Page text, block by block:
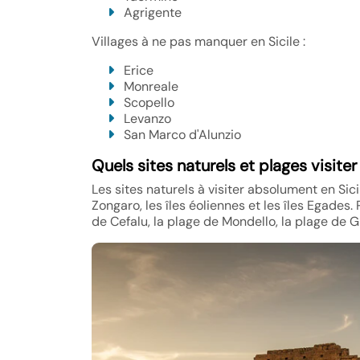
Agrigente
Villages à ne pas manquer en Sicile :
Erice
Monreale
Scopello
Levanzo
San Marco d'Alunzio
Quels sites naturels et plages
Les sites naturels à visiter absolument en
Zongaro, les îles éoliennes et les îles
de Cefalu, la plage de Mondello, la plage de